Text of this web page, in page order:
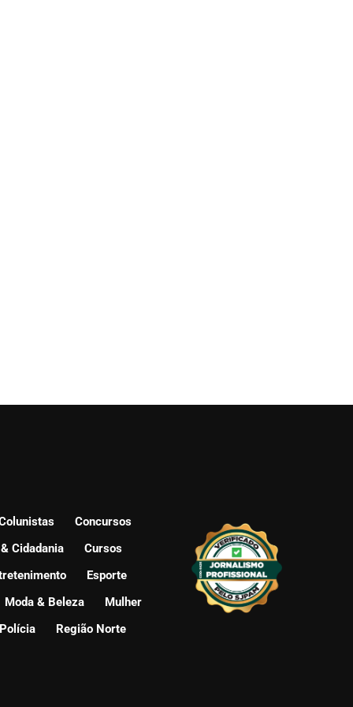
Concursos
Cidadania
Cursos
Esporte
Moda & Beleza
Mulher
Polícia
Região Norte